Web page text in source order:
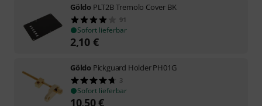
Göldo PLT2B Tremolo Cover BK
91
Sofort lieferbar
2,10 €
Göldo Pickguard Holder PH01G
3
Sofort lieferbar
10,50€